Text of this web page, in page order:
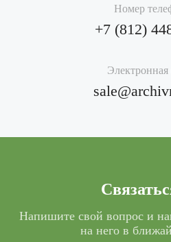
Номер
+7 (812)
Электронная
Напишите свой вопрос и
на него в